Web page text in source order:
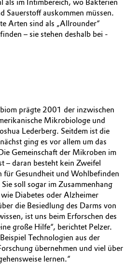
als im Intimbereich, wo Bakterien
Sauerstoff auskommen müssen.
Arten sind als „Allrounder“
– sie stehen deshalb bei
prägte 2001 der inzwischen
Mikrobiologe und
Lederberg. Seitdem ist die
ging es vor allem um das
Gemeinschaft der Mikroben im
– daran besteht kein Zweifel
für Gesundheit und Wohlbefinden
soll sogar im Zusammenhang
Diabetes oder Alzheimer
die Besiedlung des Darms von
ist uns beim Erforschen des
große Hilfe“, berichtet Pelzer.
Technologien aus der
übernehmen und viel über
lernen.“